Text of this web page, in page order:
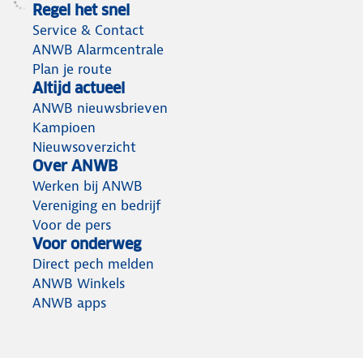
Regel het snel
Service & Contact
ANWB Alarmcentrale
Plan je route
Altijd actueel
ANWB nieuwsbrieven
Kampioen
Nieuwsoverzicht
Over ANWB
Werken bij ANWB
Vereniging en bedrijf
Voor de pers
Voor onderweg
Direct pech melden
ANWB Winkels
ANWB apps